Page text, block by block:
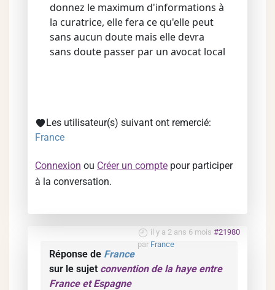
donnez le maximum d'informations à
la curatrice, elle fera ce qu'elle peut
sans aucun doute mais elle devra
sans doute passer par un avocat local
Les utilisateur(s) suivant ont remercié:
France
Connexion ou Créer un compte pour participer
à la conversation.
il y a 2 ans 6 mois #21980
par France
Réponse de France
sur le sujet convention de la haye entre
France et Espagne